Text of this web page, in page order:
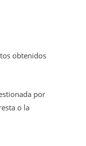
obtenidos
por
o la